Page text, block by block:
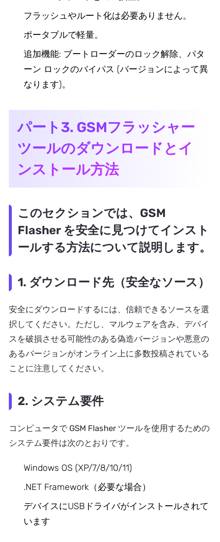
フラッシュやルート化は必要ありません。
ポータブルで軽量。
追加機能: ブートローダーのロック解除、パタ
ーン ロックのバイパス (バージョンによって異
なります)。
パート3. GSMフラッシャー
ツールのダウンロードとイ
ンストール方法
このセクションでは、GSM
Flasher を安全に見つけてインスト
ールする方法について説明します。
1. ダウンロード先（安全なソース）
安全にダウンロードするには、信頼できるソースを選
択してください。ただし、マルウェアを含み、デバイ
スを破損させる可能性のある偽造バージョンや悪意の
あるバージョンがオンライン上に多数投稿されている
ことに注意してください。
2. システム要件
コンピュータで GSM Flasher ツールを使用するための
システム要件は次のとおりです。
Windows OS (XP/7/8/10/11)
.NET Framework（必要な場合）
デバイスにUSBドライバがインストールされて
います